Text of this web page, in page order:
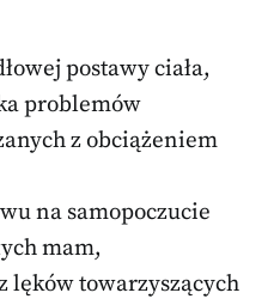
postawy ciała,
problemów
z obciążeniem
na samopoczucie
mam,
lęków towarzyszących